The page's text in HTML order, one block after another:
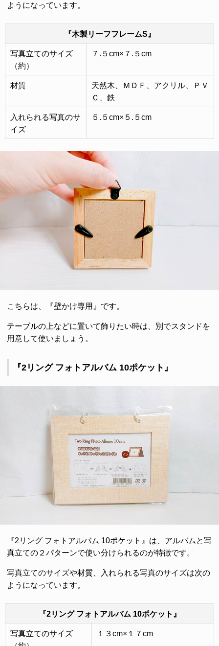
ようになっています。
『木製リーフフレームS』
写真立てのサイズ
（約）
７.５cm×７.５cm
材質
天然木、ＭＤＦ、アクリル、ＰＶ
Ｃ、鉄
入れられる写真のサ
イズ
５.５cm×５.５cm
こちらは、『壁かけ専用』です。
テーブルの上などに置いて飾りたい時は、別でスタンドを
用意して使いましょう。
『2リング フォトアルバム 10ポケット』
『2リング フォトアルバム 10ポケット』は、アルバムと写
真立ての２パターンで使い分けられるのが特徴です。
写真立てのサイズや材質、入れられる写真のサイズは次の
ようになっています。
『2リング フォトアルバム 10ポケット』
写真立てのサイズ
１３cm×１７cm